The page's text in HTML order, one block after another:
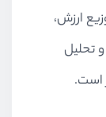
ارزش،
تحلیل
است.